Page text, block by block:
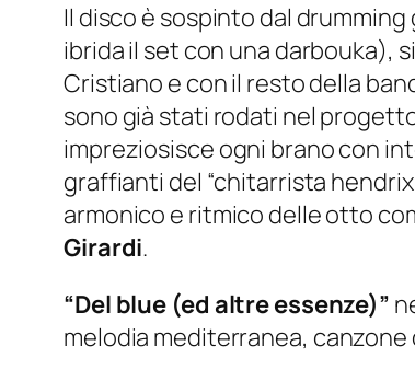
Il disco è sospinto dal
ibrida il set con una darbouka),
Cristiano e con il resto della
sono già stati rodati nel
impreziosisce ogni brano con
graffianti del “chitarrista
armonico e ritmico delle otto
Girardi.
“Del blue (ed altre essenze)”
melodia mediterranea, canzone